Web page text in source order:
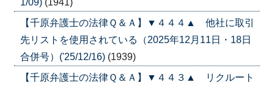
【千原弁護士の法律Ｑ＆Ａ】▼４４４▲ 他社に取引
先リストを使用されている（2025年12月11日・18日
合併号）('25/12/16) (1939)
【千原弁護士の法律Ｑ＆Ａ】▼４４３▲ リクルート